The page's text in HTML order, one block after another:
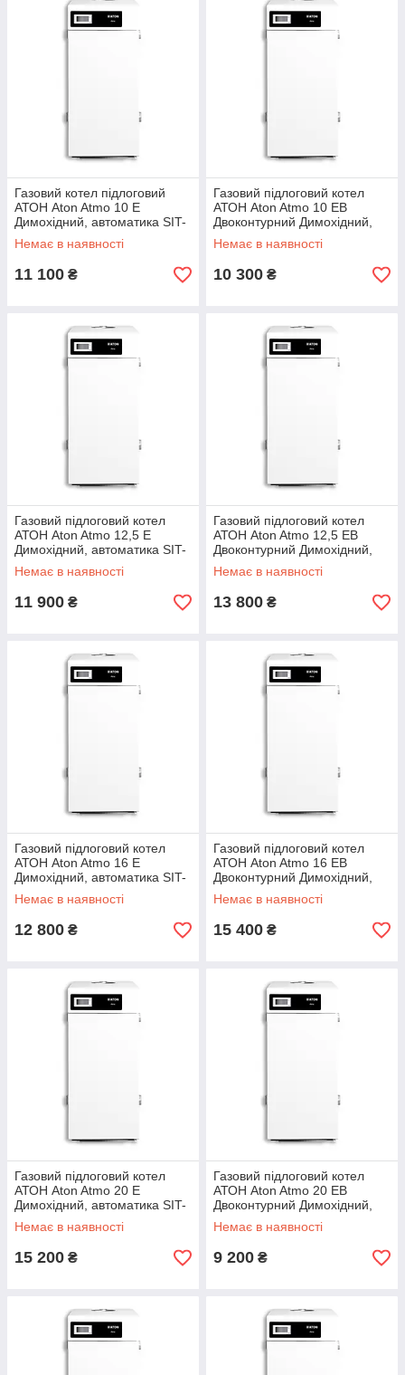
Газовий котел підлоговий
АТОН Aton Atmo 10 Е
Димохідний, автоматика SIT-
Італія
Немає в наявності
11 100 ₴
Газовий підлоговий котел
АТОН Aton Atmo 10 ЕВ
Двоконтурний Димохідний,
автоматика SIT-Італія
Немає в наявності
10 300 ₴
Газовий підлоговий котел
АТОН Aton Atmo 12,5 Е
Димохідний, автоматика SIT-
Італія
Немає в наявності
11 900 ₴
Газовий підлоговий котел
АТОН Aton Atmo 12,5 ЕВ
Двоконтурний Димохідний,
автоматика SIT-Італія
Немає в наявності
13 800 ₴
Газовий підлоговий котел
АТОН Aton Atmo 16 Е
Димохідний, автоматика SIT-
Італія
Немає в наявності
12 800 ₴
Газовий підлоговий котел
АТОН Aton Atmo 16 ЕВ
Двоконтурний Димохідний,
автоматика SIT-Італія
Немає в наявності
15 400 ₴
Газовий підлоговий котел
АТОН Aton Atmo 20 Е
Димохідний, автоматика SIT-
Італія
Немає в наявності
15 200 ₴
Газовий підлоговий котел
АТОН Aton Atmo 20 ЕВ
Двоконтурний Димохідний,
автоматика SIT-Італія
Немає в наявності
9 200 ₴